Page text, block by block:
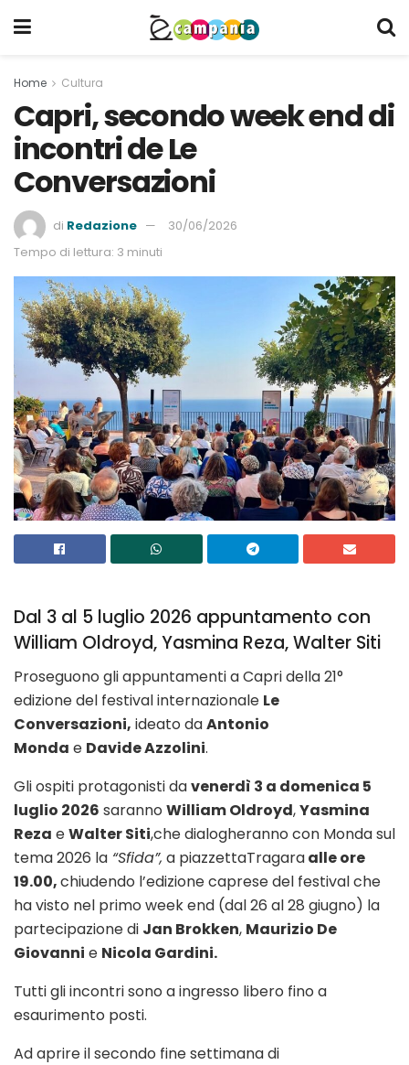
Home Cultura
Capri, secondo week end di
incontri de Le
Conversazioni
di Redazione
30/06/2026
Tempo di lettura: 3 minuti
Dal 3 al 5 luglio 2026 appuntamento con
William Oldroyd, Yasmina Reza, Walter Siti
Proseguono gli appuntamenti a Capri della 21°
edizione del festival internazionale Le
Conversazioni, ideato daAntonio
Monda e Davide Azzolini.
Gli ospiti protagonisti davenerdì 3 a domenica 5
luglio 2026 saranno William Oldroyd,Yasmina
Reza eWalter Siti,che dialogheranno con Monda sul
tema 2026 la “Sfida”, a piazzettaTragaraalle ore
19.00,chiudendo l’edizione caprese del festival che
ha visto nel primo week end (dal 26 al 28 giugno) la
partecipazione di Jan Brokken, Maurizio De
Giovanni e Nicola Gardini.
Tutti gli incontri sono a ingresso libero fino a
esaurimento posti.
Ad aprire il secondo fine settimana di